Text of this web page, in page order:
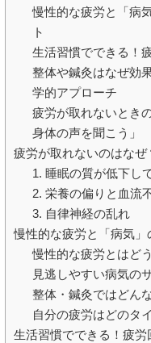
慢性的な疲労と「病
ト
生活習慣でできる！
整体や鍼灸はなぜ効
学的アプローチ
疲労が取れないとき
身体の声を聞こう」
疲労が取れないのはな
1. 睡眠の質が低下し
2. 栄養の偏りと血流
3. 自律神経の乱れ
慢性的な疲労と「病気
慢性的な疲労とはど
見逃しやすい病気の
整体・鍼灸ではどん
自分の疲労はどのタ
生活習慣でできる！疲